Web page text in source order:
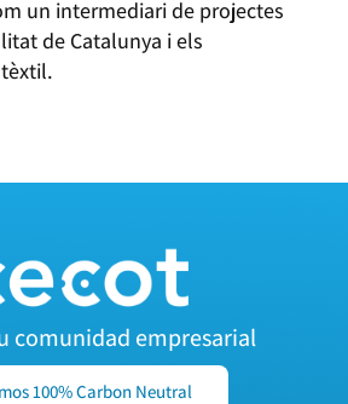
un intermediari de projectes
de Catalunya i els
comunidad empresarial
100% Carbon Neutral